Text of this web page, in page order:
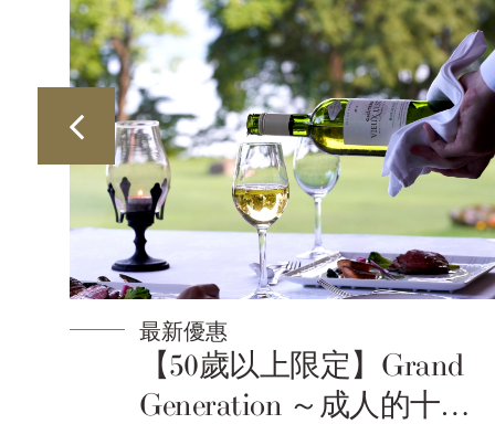
最新優惠
【50歲以上限定】Grand
Generation ～成人的十和